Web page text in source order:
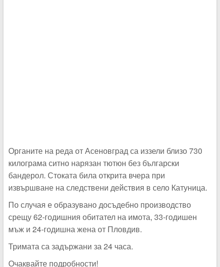
Органите на реда от Асеновград са иззели близо 730
килограма ситно нарязан тютюн без български
бандерол. Стоката била открита вчера при
извършване на следствени действия в село Катуница.
По случая е образувано досъдебно производство
срещу 62-годишния обитател на имота, 33-годишен
мъж и 24-годишна жена от Пловдив.
Тримата са задържани за 24 часа.
Очаквайте подробности!